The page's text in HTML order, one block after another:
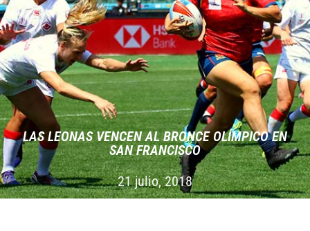
LAS LEONAS VENCEN AL BRONCE OLÍMPICO EN
SAN FRANCISCO
21 julio, 2018